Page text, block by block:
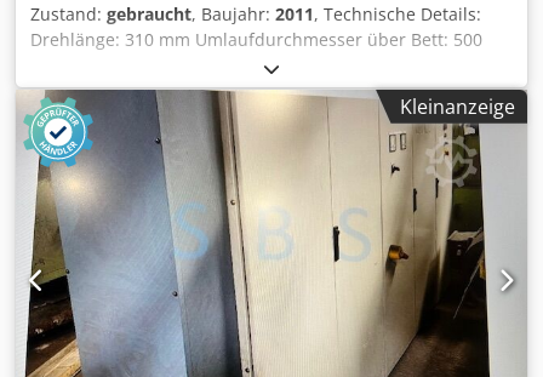
Zustand: gebraucht, Baujahr: 2011, Technische Details:
Drehlänge: 310 mm Umlaufdurchmesser über Bett: 500
mm Umlaufdurchmesser über Bettschlitten: 290 mm
Spitzenweite: 500 mm Cedpfxew S Efze Afqjha x-Achse: 190
mm z-Achse: z1: 335 / z3: 370 mm y-Achse: 80 mm
Drehzahl: 6000 U/min Steuerung: Heidenhain CNC Pilot
4290 Spindelbohrung: 73 mm Stangendurchmesser: 50
mm Werkzeugrevolver - Anzahl Stationen: 12
Werkzeugaufnahme: VDI 30 mm Eilgang X + Z - Achsen: 30
m/min Betriebsstunden Einschaltstunden: 36443 h
Betriebsstunden Spindel: 8545 h Schnittstelle: ja
Gesamtleistungsbedarf: 20 kVA kW Abmessungen
Späneförderer LxBxH: 3,2 x 0,45 x 1,5 CNC
Schrägbettdrehmaschine Mit ein 3-Backenfutter Ø 160mm
mit passenden Flansch (Drehzahl max. 4500 U/min.) und
Kleinanzeige